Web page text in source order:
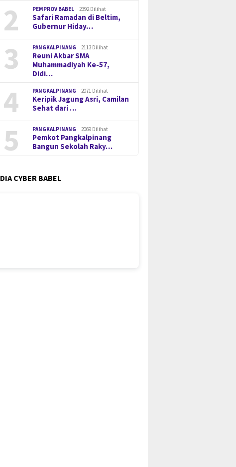
2 PEMPROV BABEL 2392 Dilihat
Safari Ramadan di Beltim,
Gubernur Hiday…
3 PANGKALPINANG 2113 Dilihat
Reuni Akbar SMA
Muhammadiyah Ke-57,
Didi…
4 PANGKALPINANG 2071 Dilihat
Keripik Jagung Asri, Camilan
Sehat dari …
5 PANGKALPINANG 2069 Dilihat
Pemkot Pangkalpinang
Bangun Sekolah Raky…
CYBER BABEL